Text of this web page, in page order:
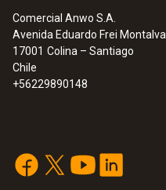
Comercial Anwo S.A.
Avenida Eduardo Frei Montalva
17001 Colina – Santiago
Chile
+56229890148